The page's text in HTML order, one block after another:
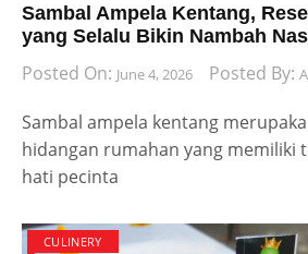
Sambal Ampela Kentang,
yang Selalu Bikin Nambah
Posted On: June 4, 2026 Posted By:
Sambal ampela kentang
hidangan rumahan yang memiliki
hati pecinta
CULINERY